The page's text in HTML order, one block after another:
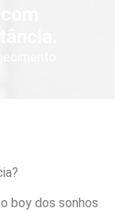
boy dos sonhos